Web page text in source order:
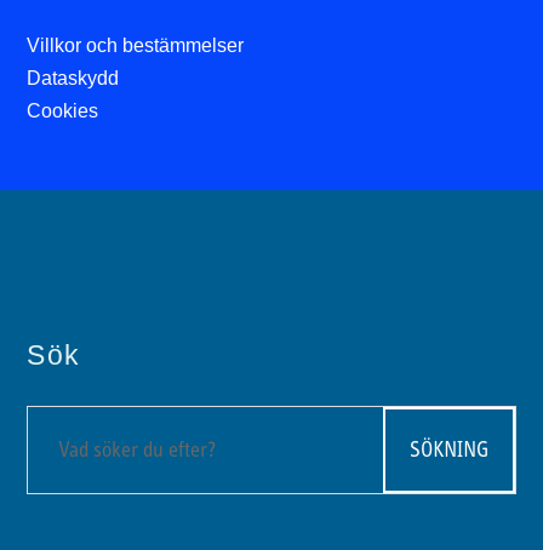
Villkor och bestämmelser
Dataskydd
Cookies
Sök
efter: